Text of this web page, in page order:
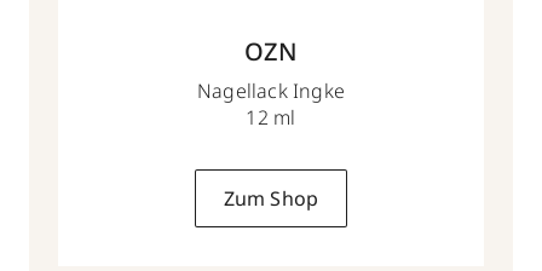
OZN
Nagellack Ingke
12 ml
Zum Shop